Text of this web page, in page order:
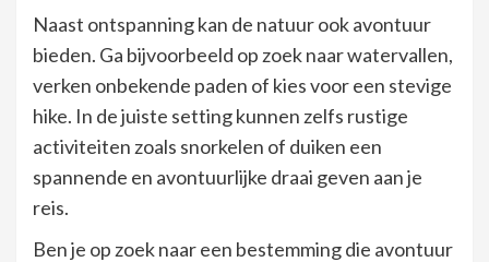
Naast ontspanning kan de natuur ook avontuur
bieden. Ga bijvoorbeeld op zoek naar watervallen,
verken onbekende paden of kies voor een stevige
hike. In de juiste setting kunnen zelfs rustige
activiteiten zoals snorkelen of duiken een
spannende en avontuurlijke draai geven aan je
reis.
Ben je op zoek naar een bestemming die avontuur